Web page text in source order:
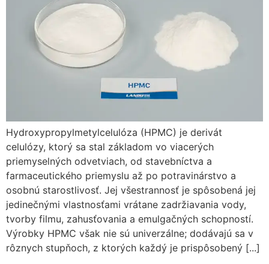
Hydroxypropylmetylcelulóza (HPMC) je derivát
celulózy, ktorý sa stal základom vo viacerých
priemyselných odvetviach, od stavebníctva a
farmaceutického priemyslu až po potravinárstvo a
osobnú starostlivosť. Jej všestrannosť je spôsobená jej
jedinečnými vlastnosťami vrátane zadržiavania vody,
tvorby filmu, zahusťovania a emulgačných schopností.
Výrobky HPMC však nie sú univerzálne; dodávajú sa v
rôznych stupňoch, z ktorých každý je prispôsobený [...]